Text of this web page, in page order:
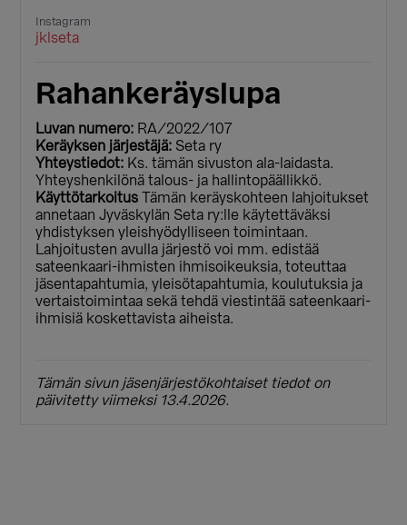
Instagram
jklseta
Rahankeräyslupa
Luvan numero: RA/2022/107
Keräyksen järjestäjä: Seta ry
Yhteystiedot: Ks. tämän sivuston ala-laidasta.
Yhteyshenkilönä talous- ja hallintopäällikkö.
Käyttötarkoitus Tämän keräyskohteen lahjoitukset
annetaan Jyväskylän Seta ry:lle käytettäväksi
yhdistyksen yleishyödylliseen toimintaan.
Lahjoitusten avulla järjestö voi mm. edistää
sateenkaari-ihmisten ihmisoikeuksia, toteuttaa
jäsentapahtumia, yleisötapahtumia, koulutuksia ja
vertaistoimintaa sekä tehdä viestintää sateenkaari-
ihmisiä koskettavista aiheista.
Tämän sivun jäsenjärjestökohtaiset tiedot on
päivitetty viimeksi 13.4.2026.